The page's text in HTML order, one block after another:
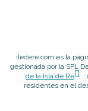
iledere.com es la
gestionada por la SPL
de la Isla de Ré
,
residentes en el